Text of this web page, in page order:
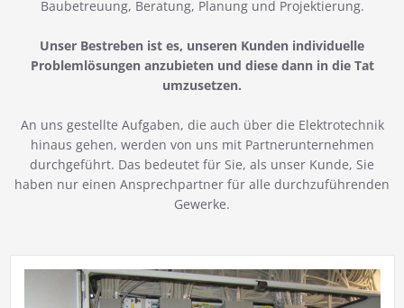
Baubetreuung, Beratung, Planung und Projektierung.
Unser Bestreben ist es, unseren Kunden individuelle
Problemlösungen anzubieten und diese dann in die Tat
umzusetzen.
An uns gestellte Aufgaben, die auch über die Elektrotechnik
hinaus gehen, werden von uns mit Partnerunternehmen
durchgeführt. Das bedeutet für Sie, als unser Kunde, Sie
haben nur einen Ansprechpartner für alle durchzuführenden
Gewerke.